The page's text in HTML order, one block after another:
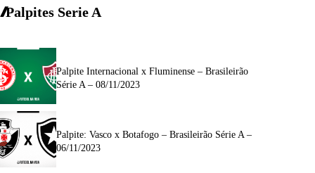
Palpites Serie A
Palpite Internacional x Fluminense – Brasileirão
Série A – 08/11/2023
Palpite: Vasco x Botafogo – Brasileirão Série A –
06/11/2023